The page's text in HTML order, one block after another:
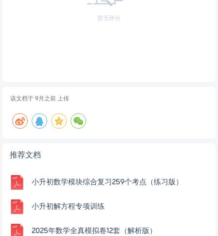
暂无评分
该文档于 9月之前 上传
推荐文档
小升初数学模块综合复习259个考点（练习版）
小升初解方程专项训练
2025年数学全真模拟卷12套（解析版）